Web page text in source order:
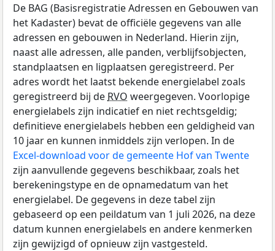
De BAG (Basisregistratie Adressen en Gebouwen van
het Kadaster) bevat de officiële gegevens van alle
adressen en gebouwen in Nederland. Hierin zijn,
naast alle adressen, alle panden, verblijfsobjecten,
standplaatsen en ligplaatsen geregistreerd. Per
adres wordt het laatst bekende energielabel zoals
geregistreerd bij de RVO weergegeven. Voorlopige
energielabels zijn indicatief en niet rechtsgeldig;
definitieve energielabels hebben een geldigheid van
10 jaar en kunnen inmiddels zijn verlopen. In de
Excel-download voor de gemeente Hof van Twente
zijn aanvullende gegevens beschikbaar, zoals het
berekeningstype en de opnamedatum van het
energielabel. De gegevens in deze tabel zijn
gebaseerd op een peildatum van 1 juli 2026, na deze
datum kunnen energielabels en andere kenmerken
zijn gewijzigd of opnieuw zijn vastgesteld.